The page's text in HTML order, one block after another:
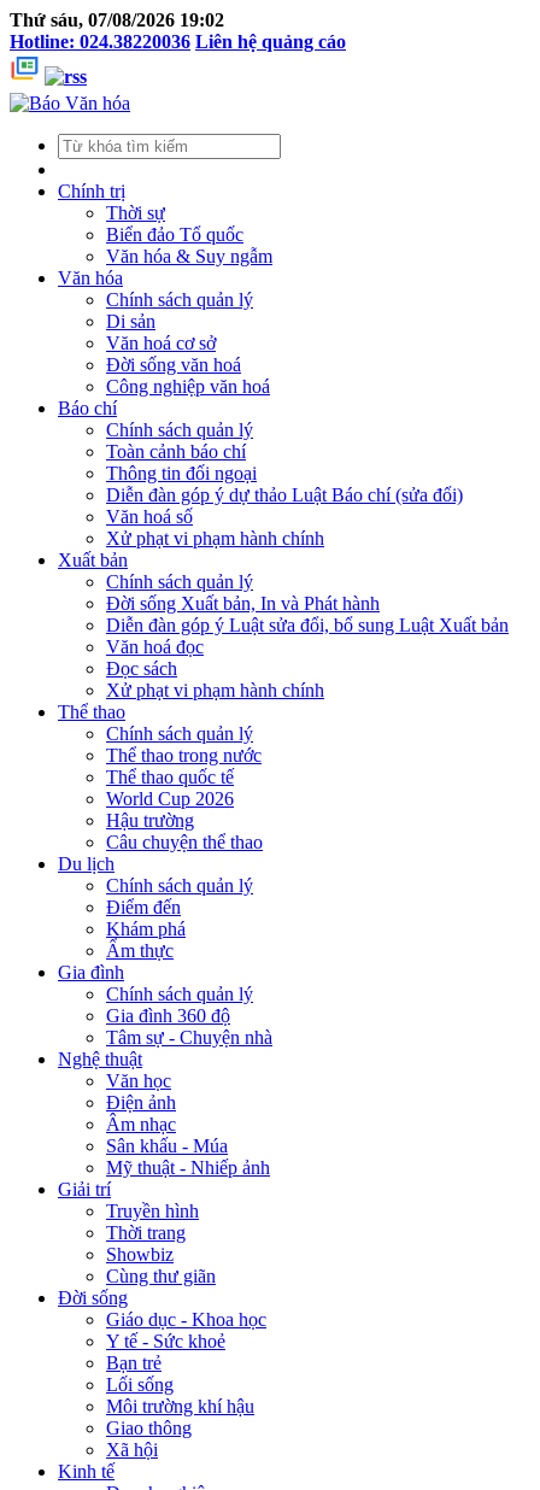
Thứ sáu, 07/08/2026 19:02
Hotline: 024.38220036 Liên hệ quảng cáo
Chính trị
Thời sự
Biển đảo Tổ quốc
Văn hóa & Suy ngẫm
Văn hóa
Chính sách quản lý
Di sản
Văn hoá cơ sở
Đời sống văn hoá
Công nghiệp văn hoá
Báo chí
Chính sách quản lý
Toàn cảnh báo chí
Thông tin đối ngoại
Diễn đàn góp ý dự thảo Luật Báo chí (sửa đổi)
Văn hoá số
Xử phạt vi phạm hành chính
Xuất bản
Chính sách quản lý
Đời sống Xuất bản, In và Phát hành
Diễn đàn góp ý Luật sửa đổi, bổ sung Luật Xuất bản
Văn hoá đọc
Đọc sách
Xử phạt vi phạm hành chính
Thể thao
Chính sách quản lý
Thể thao trong nước
Thể thao quốc tế
World Cup 2026
Hậu trường
Câu chuyện thể thao
Du lịch
Chính sách quản lý
Điểm đến
Khám phá
Ẩm thực
Gia đình
Chính sách quản lý
Gia đình 360 độ
Tâm sự - Chuyện nhà
Nghệ thuật
Văn học
Điện ảnh
Âm nhạc
Sân khấu - Múa
Mỹ thuật - Nhiếp ảnh
Giải trí
Truyền hình
Thời trang
Showbiz
Cùng thư giãn
Đời sống
Giáo dục - Khoa học
Y tế - Sức khoẻ
Bạn trẻ
Lối sống
Môi trường khí hậu
Giao thông
Xã hội
Kinh tế